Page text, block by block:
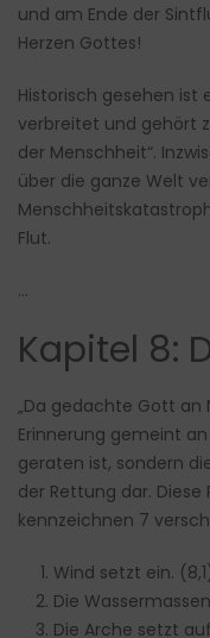
und am Ende der
Herzen Gottes!
Historisch gesehen ist
verbreitet und gehört
der Menschheit“.
über die ganze Welt
Flut.
…
Kapitel 8:
„Da gedachte Gott an
Erinnerung gemeint
geraten ist, sondern
der Rettung dar.
kennzeichnen 7
Wind setzt ein.
Die
Die Arche setzt